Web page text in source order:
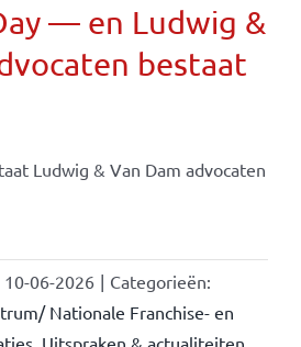
— en Ludwig &
bestaat
Ludwig & Van Dam advocaten
10-06-2026 | Categorieën:
Nationale Franchise- en
, Uitspraken & actualiteiten